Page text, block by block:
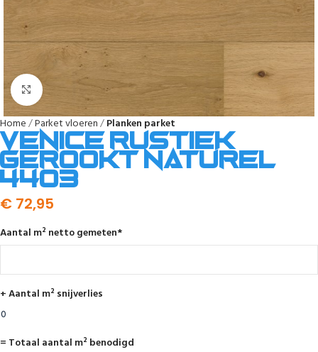
Home Parket vloeren Planken parket
Venice rustiek
gerookt naturel
4403
€ 72,95
Aantal m² netto gemeten*
+ Aantal m² snijverlies
= Totaal aantal m² benodigd
Afbeelding vergroten